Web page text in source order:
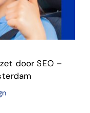
door SEO –